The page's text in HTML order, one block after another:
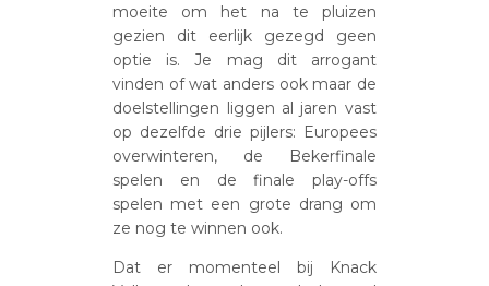
moeite om het na te pluizen
gezien dit eerlijk gezegd geen
optie is. Je mag dit arrogant
vinden of wat anders ook maar de
doelstellingen liggen al jaren vast
op dezelfde drie pijlers: Europees
overwinteren, de Bekerfinale
spelen en de finale play-offs
spelen met een grote drang om
ze nog te winnen ook.
Dat er momenteel bij Knack